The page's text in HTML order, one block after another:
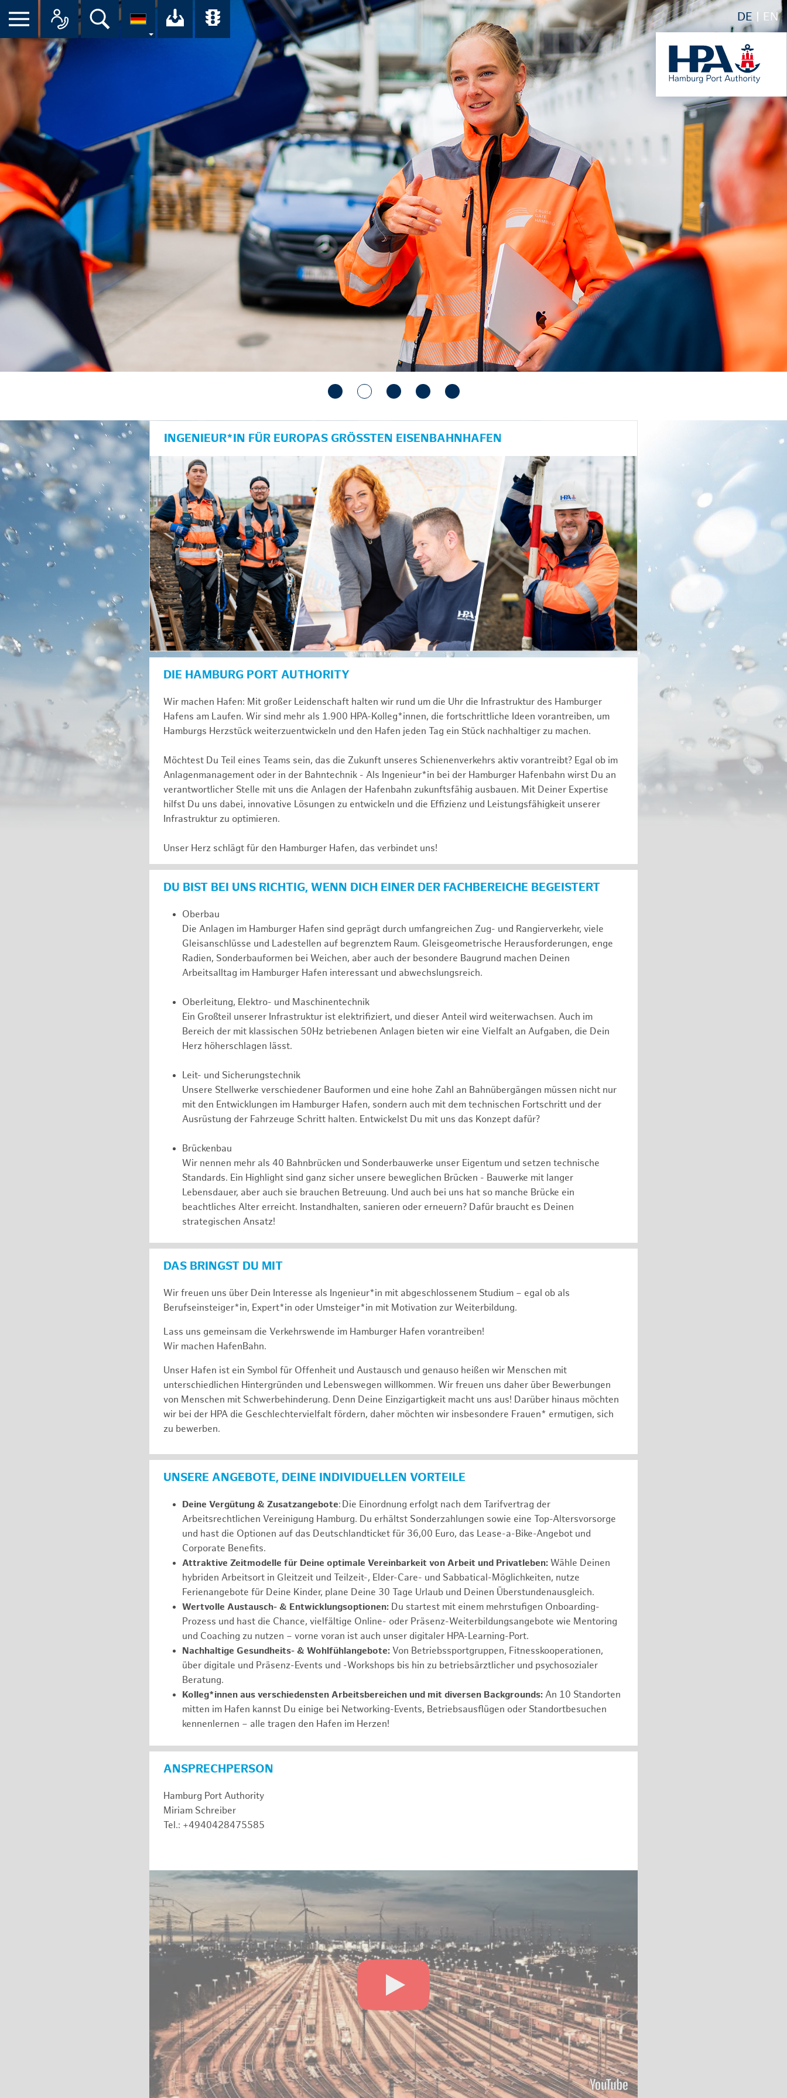
DE EN
Suche Ihr Download-Center der HPA
Übersicht aller Verkehrsmeldungen im Hafen am
INGENIEUR*IN FÜR EUROPAS GRÖSSTEN EISENBAHNHAFEN
DIE HAMBURG PORT AUTHORITY
Wir machen Hafen: Mit großer Leidenschaft halten wir rund um die Uhr die Infrastruktur des Hamburger
Hafens am Laufen. Wir sind mehr als 1.900 HPA-Kolleg*innen, die fortschrittliche Ideen vorantreiben, um
Hamburgs Herzstück weiterzuentwickeln und den Hafen jeden Tag ein Stück nachhaltiger zu machen.
Möchtest Du Teil eines Teams sein, das die Zukunft unseres Schienenverkehrs aktiv vorantreibt? Egal ob im
Anlagenmanagement oder in der Bahntechnik - Als Ingenieur*in bei der Hamburger Hafenbahn wirst Du an
verantwortlicher Stelle mit uns die Anlagen der Hafenbahn zukunftsfähig ausbauen. Mit Deiner Expertise
hilfst Du uns dabei, innovative Lösungen zu entwickeln und die Effizienz und Leistungsfähigkeit unserer
Infrastruktur zu optimieren.
Unser Herz schlägt für den Hamburger Hafen, das verbindet uns!
DU BIST BEI UNS RICHTIG, WENN DICH EINER DER FACHBEREICHE BEGEISTERT
Oberbau
Die Anlagen im Hamburger Hafen sind geprägt durch umfangreichen Zug- und Rangierverkehr, viele
Gleisanschlüsse und Ladestellen auf begrenztem Raum. Gleisgeometrische Herausforderungen, enge
Radien, Sonderbauformen bei Weichen, aber auch der besondere Baugrund machen Deinen
Arbeitsalltag im Hamburger Hafen interessant und abwechslungsreich.
Oberleitung, Elektro- und Maschinentechnik
Ein Großteil unserer Infrastruktur ist elektrifiziert, und dieser Anteil wird weiterwachsen. Auch im
Bereich der mit klassischen 50Hz betriebenen Anlagen bieten wir eine Vielfalt an Aufgaben, die Dein
Herz höherschlagen lässt.
Leit- und Sicherungstechnik
Unsere Stellwerke verschiedener Bauformen und eine hohe Zahl an Bahnübergängen müssen nicht nur
mit den Entwicklungen im Hamburger Hafen, sondern auch mit dem technischen Fortschritt und der
Ausrüstung der Fahrzeuge Schritt halten. Entwickelst Du mit uns das Konzept dafür?
Brückenbau
Wir nennen mehr als 40 Bahnbrücken und Sonderbauwerke unser Eigentum und setzen technische
Standards. Ein Highlight sind ganz sicher unsere beweglichen Brücken - Bauwerke mit langer
Lebensdauer, aber auch sie brauchen Betreuung. Und auch bei uns hat so manche Brücke ein
beachtliches Alter erreicht. Instandhalten, sanieren oder erneuern? Dafür braucht es Deinen
strategischen Ansatz!
DAS BRINGST DU MIT
Wir freuen uns über Dein Interesse als Ingenieur*in mit abgeschlossenem Studium – egal ob als
Berufseinsteiger*in, Expert*in oder Umsteiger*in mit Motivation zur Weiterbildung.
Lass uns gemeinsam die Verkehrswende im Hamburger Hafen vorantreiben!
Wir machen HafenBahn.
Unser Hafen ist ein Symbol für Offenheit und Austausch und genauso heißen wir Menschen mit
unterschiedlichen Hintergründen und Lebenswegen willkommen. Wir freuen uns daher über Bewerbungen
von Menschen mit Schwerbehinderung. Denn Deine Einzigartigkeit macht uns aus! Darüber hinaus möchten
wir bei der HPA die Geschlechtervielfalt fördern, daher möchten wir insbesondere Frauen* ermutigen, sich
zu bewerben.
UNSERE ANGEBOTE, DEINE INDIVIDUELLEN VORTEILE
Deine Vergütung & Zusatzangebote: Die Einordnung erfolgt nach dem Tarifvertrag der
Arbeitsrechtlichen Vereinigung Hamburg. Du erhältst Sonderzahlungen sowie eine Top-Altersvorsorge
und hast die Optionen auf das Deutschlandticket für 36,00 Euro, das Lease-a-Bike-Angebot und
Corporate Benefits.
Attraktive Zeitmodelle für Deine optimale Vereinbarkeit von Arbeit und Privatleben: Wähle Deinen
hybriden Arbeitsort in Gleitzeit und Teilzeit-, Elder-Care- und Sabbatical-Möglichkeiten, nutze
Ferienangebote für Deine Kinder, plane Deine 30 Tage Urlaub und Deinen Überstundenausgleich.
Wertvolle Austausch- & Entwicklungsoptionen: Du startest mit einem mehrstufigen Onboarding-
Prozess und hast die Chance, vielfältige Online- oder Präsenz-Weiterbildungsangebote wie Mentoring
und Coaching zu nutzen – vorne voran ist auch unser digitaler HPA-Learning-Port.
Nachhaltige Gesundheits- & Wohlfühlangebote: Von Betriebssportgruppen, Fitnesskooperationen,
über digitale und Präsenz-Events und -Workshops bis hin zu betriebsärztlicher und psychosozialer
Beratung.
Kolleg*innen aus verschiedensten Arbeitsbereichen und mit diversen Backgrounds: An 10 Standorten
mitten im Hafen kannst Du einige bei Networking-Events, Betriebsausflügen oder Standortbesuchen
kennenlernen – alle tragen den Hafen im Herzen!
ANSPRECHPERSON
Hamburg Port Authority
Miriam Schreiber
Tel.: +4940428475585